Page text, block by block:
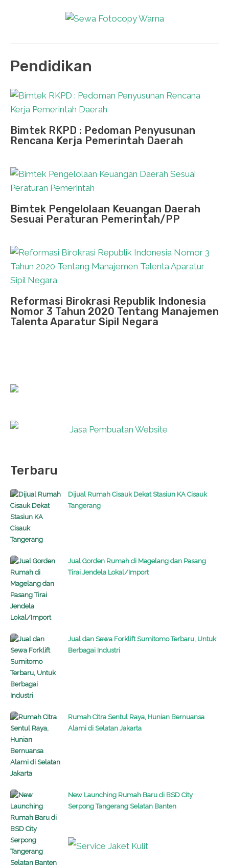
Pendidikan
Bimtek RKPD : Pedoman Penyusunan
Rencana Kerja Pemerintah Daerah
Bimtek Pengelolaan Keuangan Daerah
Sesuai Peraturan Pemerintah/PP
Reformasi Birokrasi Republik Indonesia
Nomor 3 Tahun 2020 Tentang Manajemen
Talenta Aparatur Sipil Negara
Terbaru
Dijual Rumah Cisauk Dekat Stasiun KA Cisauk
Tangerang
Jual Gorden Rumah di Magelang dan Pasang
Tirai Jendela Lokal/Import
Jual dan Sewa Forklift Sumitomo Terbaru, Untuk
Berbagai Industri
Rumah Citra Sentul Raya, Hunian Bernuansa
Alami di Selatan Jakarta
New Launching Rumah Baru di BSD City
Serpong Tangerang Selatan Banten